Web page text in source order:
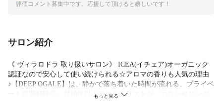
評価コメント募集中です。応援して頂けると嬉しいです！
サロン紹介
《 ヴィラロドラ 取り扱いサロン》 ICEA(イチェア)オーガニック
認証なので安心して使い続けられる☆アロマの香りも人気の理由
♪【DEEP OGALE】は、静かで落ち着いた時間が流れる、プライベ
ート空間好評◎。歴10年以上のスタイリストが、カウンセリング